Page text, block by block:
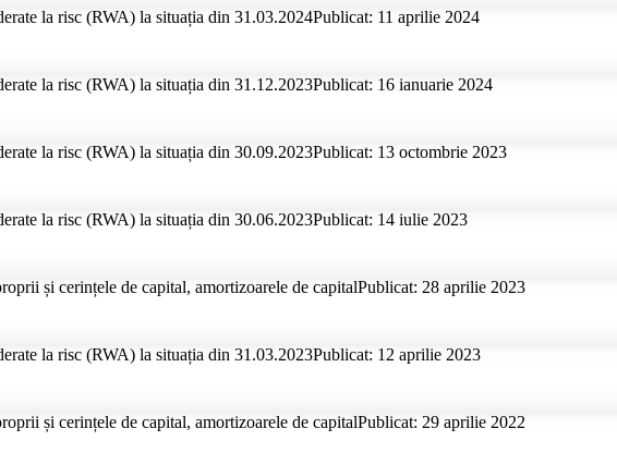
la risс (RWA) la situația din 31.03.2024Publicat: 11 aprilie 2024
la risс (RWA) la situația din 31.12.2023Publicat: 16 ianuarie 2024
la risс (RWA) la situația din 30.09.2023Publicat: 13 octombrie 2023
la risс (RWA) la situația din 30.06.2023Publicat: 14 iulie 2023
și cerințele de capital, amortizoarele de capitalPublicat: 28 aprilie 2023
la risс (RWA) la situația din 31.03.2023Publicat: 12 aprilie 2023
și cerințele de capital, amortizoarele de capitalPublicat: 29 aprilie 2022